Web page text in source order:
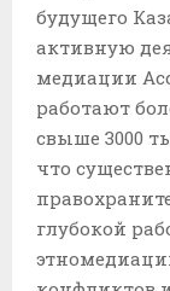
будущего
активную
медиации
работают
свыше 3000
что
глубокой